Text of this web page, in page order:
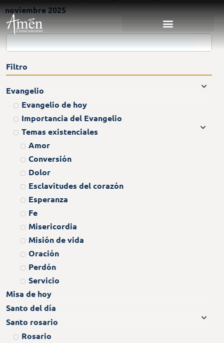
noviembre 2025
Filtro
Evangelio
Evangelio de hoy
Importancia del Evangelio
Temas existenciales
Amor
Conversión
Dolor
Esclavitudes del corazón
Esperanza
Fe
Misericordia
Misión de vida
Oración
Perdón
Servicio
Misa de hoy
Santo del día
Santo rosario
Rosario